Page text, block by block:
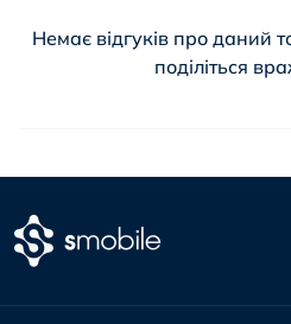
Немає відгуків про даний
поділіться